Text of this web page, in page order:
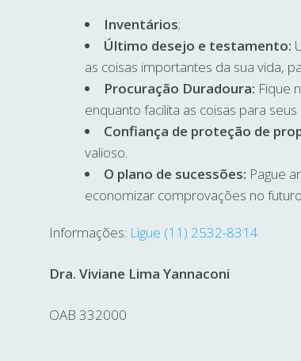
Inventários;
Último desejo e testamento:
as coisas importantes da sua vida,
Procuração Duradoura: Fique
enquanto facilita as coisas para
Confiança de proteção de
valioso.
O plano de sucessões: Pague
economizar comprovações no
Informações: Ligue (11) 2532-8314
Dra. Viviane Lima Yannaconi
OAB 332000